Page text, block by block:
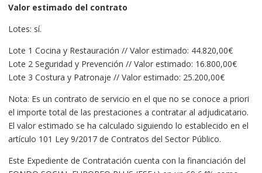
Valor estimado del contrato
Lotes: sí.
Lote 1 Cocina y Restauración // Valor estimado: 44.820,00€
Lote 2 Seguridad y Prevención // Valor estimado: 16.800,00€
Lote 3 Costura y Patronaje // Valor estimado: 25.200,00€
Nota: Es un contrato de servicio en el que no se conoce a priori
el importe total de las prestaciones a contratar al adjudicatario.
El valor estimado se ha calculado siguiendo lo establecido en el
artículo 101 Ley 9/2017 de Contratos del Sector Público.
Este Expediente de Contratación cuenta con la financiación del